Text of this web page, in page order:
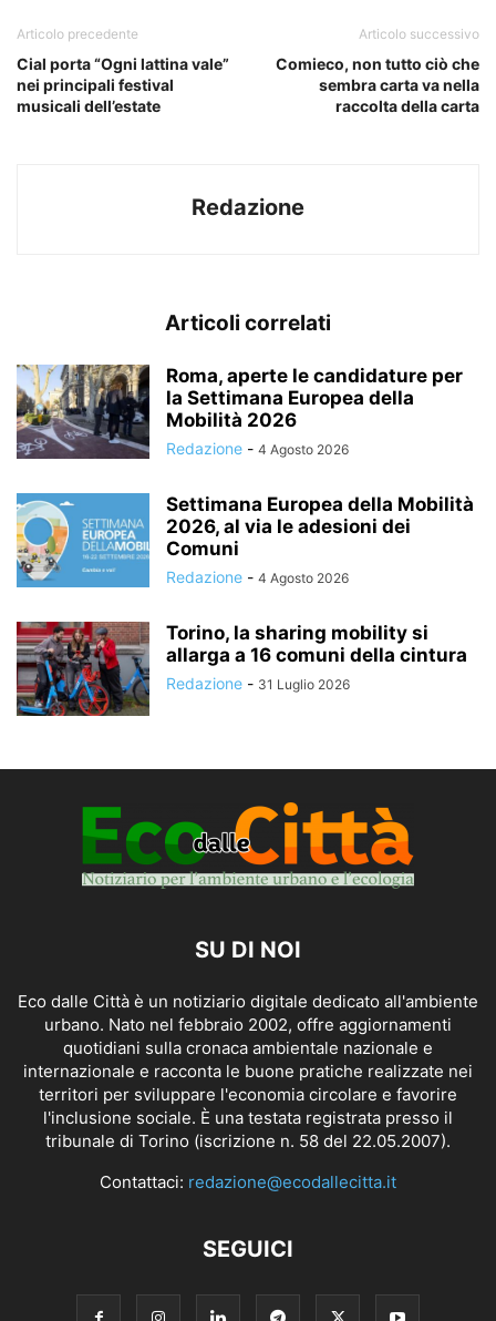
Articolo precedente
Cial porta “Ogni lattina vale”
nei principali festival
musicali dell’estate
Articolo successivo
Comieco, non tutto ciò che
sembra carta va nella
raccolta della carta
Redazione
Articoli correlati
Roma, aperte le candidature per
la Settimana Europea della
Mobilità 2026
Redazione - 4 Agosto 2026
Settimana Europea della Mobilità
2026, al via le adesioni dei
Comuni
Redazione - 4 Agosto 2026
Torino, la sharing mobility si
allarga a 16 comuni della cintura
Redazione - 31 Luglio 2026
SU DI NOI
Eco dalle Città è un notiziario digitale dedicato all'ambiente
urbano. Nato nel febbraio 2002, offre aggiornamenti
quotidiani sulla cronaca ambientale nazionale e
internazionale e racconta le buone pratiche realizzate nei
territori per sviluppare l'economia circolare e favorire
l'inclusione sociale. È una testata registrata presso il
tribunale di Torino (iscrizione n. 58 del 22.05.2007).
Contattaci: redazione@ecodallecitta.it
SEGUICI